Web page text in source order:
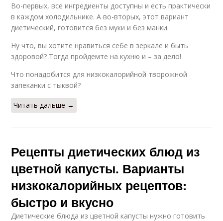
Во-первых, все ингредиенты доступны и есть практически
в каждом холодильнике. А во-вторых, этот вариант
диетический, готовится без муки и без манки.
Ну что, вы хотите нравиться себе в зеркале и быть
здоровой? Тогда пройдемте на кухню и – за дело!
Что понадобится для низкокалорийной творожной
запеканки с тыквой?
Читать дальше →
Рецепты диетических блюд из
цветной капусты. Варианты
низкокалорийных рецептов:
быстро и вкусно
Диетические блюда из цветной капусты нужно готовить